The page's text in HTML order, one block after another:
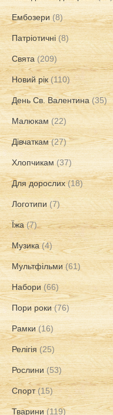
Ембозери (8)
Патріотичні (8)
Свята (209)
Новий рік (110)
День Св. Валентина (35)
Малюкам (22)
Дівчаткам (27)
Хлопчикам (37)
Для дорослих (18)
Логотипи (7)
Їжа (7)
Музика (4)
Мультфільми (61)
Набори (66)
Пори роки (76)
Рамки (16)
Релігія (25)
Рослини (53)
Спорт (15)
Тварини (119)